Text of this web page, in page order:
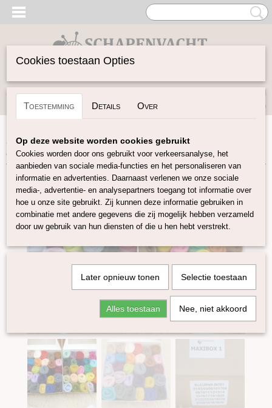
Inloggen Registreren
(0)
Home>Vilten>Lontwol Gekleurd 27/23 mic
lontwol 60x10gram
Cookies toestaan Opties
Toestemming Details Over
Op deze website worden cookies gebruikt
Cookies worden door ons gebruikt voor verkeersanalyse, het
aanbieden van sociale media-functies en het personaliseren van
informatie en advertenties. Daarnaast verlenen we onze sociale
media-, advertentie- en analysepartners toegang tot informatie over
hoe u onze site gebruikt. Zij kunnen deze informatie gebruiken in
combinatie met andere gegevens die zij mogelijk hebben verzameld
door uw gebruik van hun diensten of die u hen hebt verstrekt.
Later opnieuw tonen Selectie toestaan
Alles toestaan Nee, niet akkoord